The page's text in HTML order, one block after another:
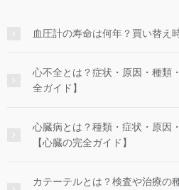
血圧計の寿命は何年？買い替え
心不全とは？症状・原因・種類
全ガイド】
心臓病とは？種類・症状・原因
【心臓の完全ガイド】
カテーテルとは？検査や治療の